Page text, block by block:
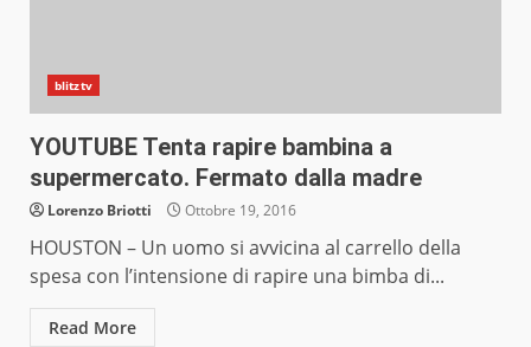
blitztv
YOUTUBE Tenta rapire bambina a
supermercato. Fermato dalla madre
Lorenzo Briotti Ottobre 19, 2016
HOUSTON – Un uomo si avvicina al carrello della
spesa con l’intensione di rapire una bimba di...
Read More